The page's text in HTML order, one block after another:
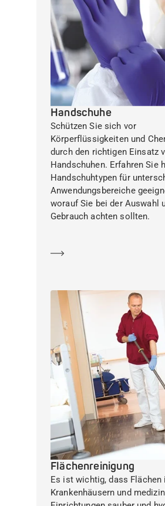
Handschuhe
Schützen Sie sich vor
Körperflüssigkeiten und
durch den richtigen Einsatz
Handschuhen. Erfahren Sie
Handschuhtypen für
Anwendungsbereiche
worauf Sie bei der Auswahl
Gebrauch achten sollten.
Flächenreinigung
Es ist wichtig, dass Flächen
Krankenhäusern und